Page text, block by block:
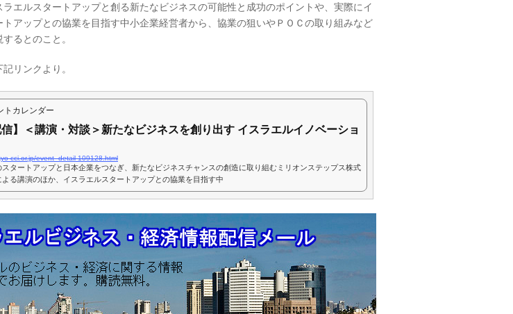
ラエルスタートアップと創る新たなビジネスの可能性と成功のポイントや、実際にイ
トアップとの協業を目指す中小企業経営者から、協業の狙いやＰＯＣの取り組みなど
るとのこと。
リンクより。
トカレンダー
信】＜講演・対談＞新たなビジネスを創り出す イスラエルイノベーショ
cci.or.jp/event_detail-109128.html
タートアップと日本企業をつなぎ、新たなビジネスチャンスの創造に取り組むミリオンステップス株式
る講演のほか、イスラエルスタートアップとの協業を目指す中